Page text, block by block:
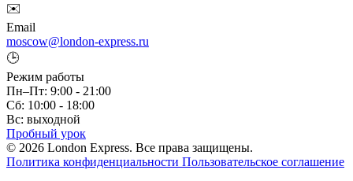
✉️
Email
moscow@london-express.ru
🕒
Режим работы
Пн–Пт: 9:00 - 21:00
Сб: 10:00 - 18:00
Вс: выходной
Пробный урок
© 2026 London Express. Все права защищены.
Политика конфиденциальности Пользовательское соглашение